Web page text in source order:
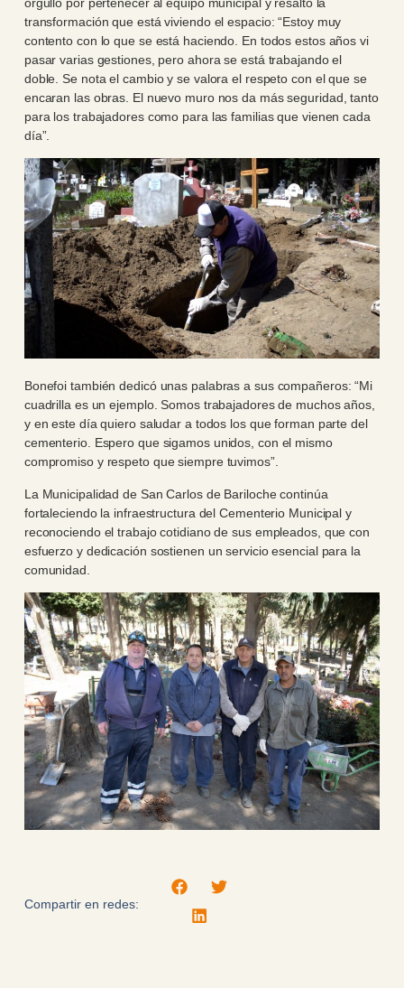
transformación que está viviendo el espacio: “Estoy muy
contento con lo que se está haciendo. En todos estos años vi
pasar varias gestiones, pero ahora se está trabajando el
doble. Se nota el cambio y se valora el respeto con el que se
encaran las obras. El nuevo muro nos da más seguridad, tanto
para los trabajadores como para las familias que vienen cada
día”.
Bonefoi también dedicó unas palabras a sus compañeros: “Mi
cuadrilla es un ejemplo. Somos trabajadores de muchos años,
y en este día quiero saludar a todos los que forman parte del
cementerio. Espero que sigamos unidos, con el mismo
compromiso y respeto que siempre tuvimos”.
La Municipalidad de San Carlos de Bariloche continúa
fortaleciendo la infraestructura del Cementerio Municipal y
reconociendo el trabajo cotidiano de sus empleados, que con
esfuerzo y dedicación sostienen un servicio esencial para la
comunidad.
Compartir en redes: